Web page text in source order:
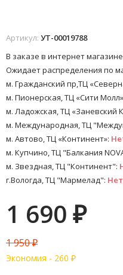
Артикул: УТ-00019788
В заказе в интернет
Ожидает распределения по
м. Гражданский пр,ТЦ
м. Пионерская, ТЦ «Сити
м. Ладожская, ТЦ «Заневский
м. Международная, ТЦ
м. Автово, ТЦ «Континент»:
м. Купчино, ТЦ "Балкания
м. Звездная, ТЦ "Континент":
г.Вологда, ТЦ "Мармелад":
1 690 ₽
1 950₽
Экономия - 260 ₽